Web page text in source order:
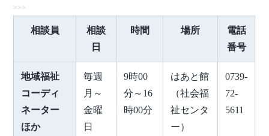
相談員
相談
日
時間 場所
電話
番号
地域福祉
コーディ
ネーター
ほか
毎週
月～
金曜
日
9時00
分～16
時00分
はあと館
（社会福
祉センタ
ー）
0739-
72-
5611